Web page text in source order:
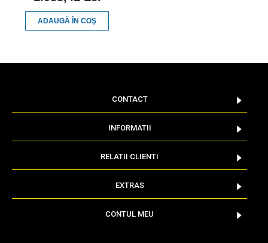
ADAUGĂ ÎN COŞ
CONTACT
INFORMATII
RELATII CLIENTI
EXTRAS
CONTUL MEU